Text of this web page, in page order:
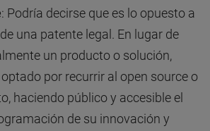
: Podría decirse que es lo opuesto a
una patente legal. En lugar de
un producto o solución,
por recurrir al open source o
haciendo público y accesible el
de su innovación y